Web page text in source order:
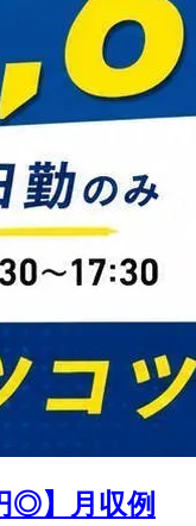
◎】月収例